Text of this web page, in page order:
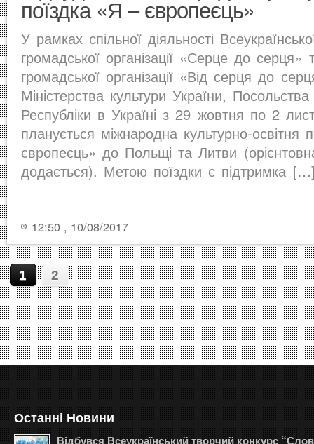
поїздка «Я – європеєць»
У рамках спільної діяльності
громадської організації «Серце до серця»
громадської організації «Від серця до
Міністерства культури України,
Республіки в Україні з 29 жовтня по 2
планується міжнародна культурно-освітня
європеєць» до Польщі та Литви
додається). Метою поїздки є підтримка
12:50 , 10/08/2017
1 2
Останні Новини
Відбувся Всеукраїнський творчий конкурс